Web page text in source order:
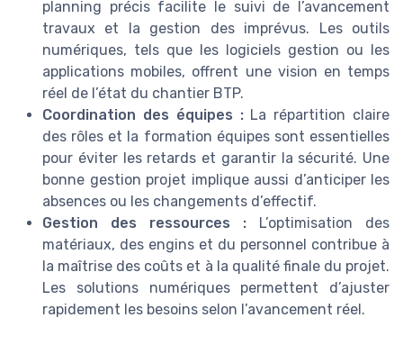
planning précis facilite le suivi de l’avancement
travaux et la gestion des imprévus. Les outils
numériques, tels que les logiciels gestion ou les
applications mobiles, offrent une vision en temps
réel de l’état du chantier BTP.
Coordination des équipes :La répartition claire
des rôles et la formation équipes sont essentielles
pour éviter les retards et garantir la sécurité. Une
bonne gestion projet implique aussi d’anticiper les
absences ou les changements d’effectif.
Gestion des ressources : L’optimisation des
matériaux, des engins et du personnel contribue à
la maîtrise des coûts et à la qualité finale du projet.
Les solutions numériques permettent d’ajuster
rapidement les besoins selon l’avancement réel.